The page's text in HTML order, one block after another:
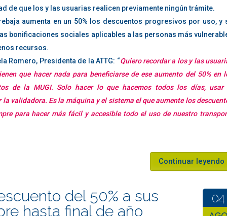
guide:
payment method you want to use (e.g., credit card, bitcoin).
esports bookmaker.
of winning on (e.g., Call of Duty League playoffs) and select a
looking up which players are considered among the best in
or Twitch, and reading articles by experts in this field (for instance,
you to place your bets. The 2018 edition had five major events:
from January 23–29th. Eight teams competed for $700K total
April 20–22nd. Four teams competed for $500K total prize pool.
June 15–17th. Four teams competed for $500K total prize pool.
August 15–19th.$1M awarded across 16 teams competing
in general
de que los y las usuarias realicen previamente ningún trámite.
aumenta en un 50% los descuentos progresivos por uso, y
bonificaciones sociales aplicables a las personas más
recursos.
Romero, Presidenta de la ATTG: “Quiero recordar a los y las
que hacer nada para beneficiarse de ese aumento del 50% en
de la MUGI. Solo hacer lo que hacemos todos los días, usar
validadora. Es la máquina y el sistema el que aumente los
para hacer más fácil y accesible todo el uso de nuestro
Continuar leyendo
del 50% a sus
hasta final de año
04